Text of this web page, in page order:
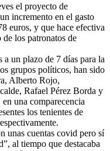
el proyecto de
incremento en el gasto
euros, y que hace efectiva
los patronatos de
a un plazo de 7 días para la
grupos políticos, han sido
Alberto Rojo,
Rafael Pérez Borda y
una comparecencia
los tenientes de
unas cuentas covid pero sí
al tiempo que destacaba